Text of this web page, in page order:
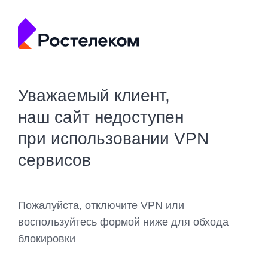
Уважаемый клиент,
наш сайт недоступен
при использовании VPN
сервисов
Пожалуйста, отключите VPN или
воспользуйтесь формой ниже для обхода
блокировки